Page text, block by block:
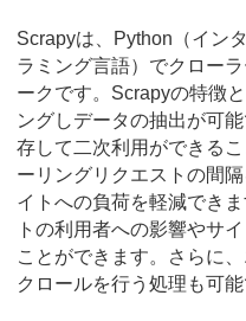
Scrapyは、Python（イン
ラミング言語）でクロー
ークです。Scrapyの特徴
ングしデータの抽出が可
存して二次利用ができる
ーリングリクエストの間
イトへの負荷を軽減でき
トの利用者への影響やサ
ことができます。さらに
クロールを行う処理も可能